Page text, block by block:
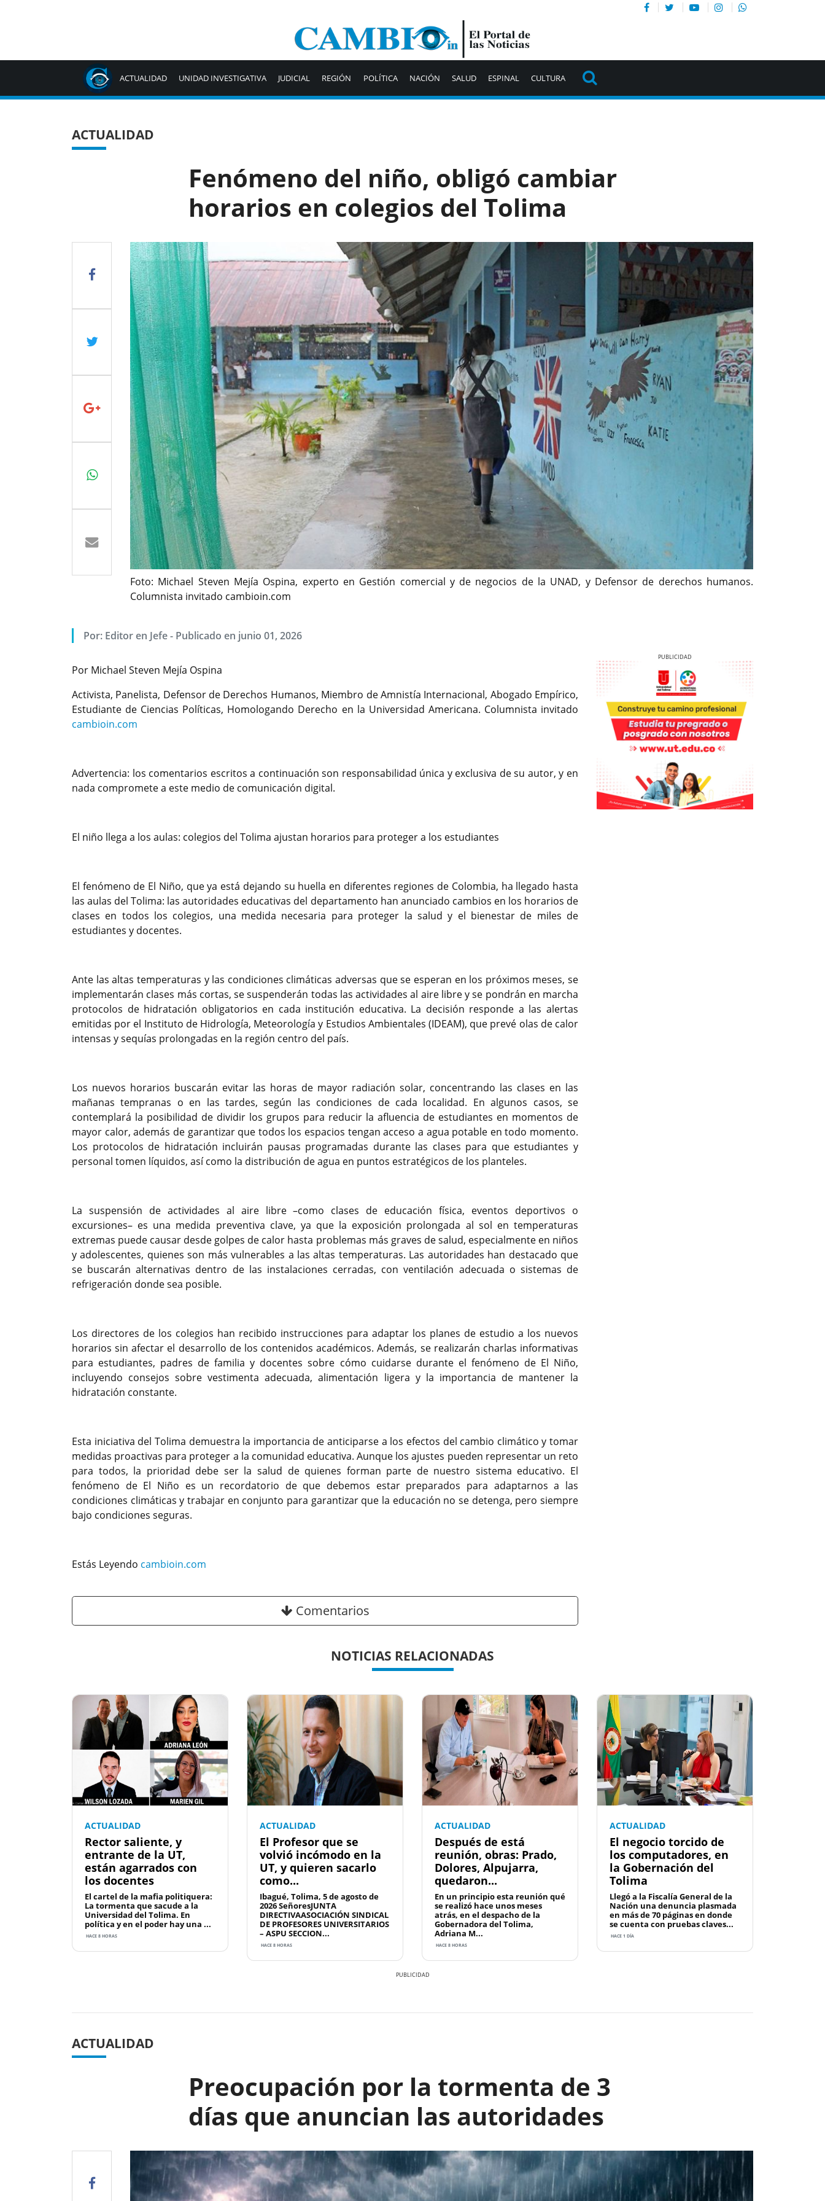
ACTUALIDAD UNIDAD INVESTIGATIVA JUDICIAL REGIÓN POLÍTICA NACIÓN SALUD ESPINAL CULTURA
ACTUALIDAD
Fenómeno del niño, obligó cambiar
horarios en colegios del Tolima
Foto: Michael Steven Mejía Ospina, experto en Gestión comercial y de negocios de la UNAD, y Defensor de derechos humanos.
Columnista invitado cambioin.com
Por: Editor en Jefe - Publicado en junio 01, 2026
Por Michael Steven Mejía Ospina
Activista, Panelista, Defensor de Derechos Humanos, Miembro de Amnistía Internacional, Abogado Empírico,
Estudiante de Ciencias Políticas, Homologando Derecho en la Universidad Americana. Columnista invitado
cambioin.com
Advertencia: los comentarios escritos a continuación son responsabilidad única y exclusiva de su autor, y en
nada compromete a este medio de comunicación digital.
El niño llega a los aulas: colegios del Tolima ajustan horarios para proteger a los estudiantes
El fenómeno de El Niño, que ya está dejando su huella en diferentes regiones de Colombia, ha llegado hasta
las aulas del Tolima: las autoridades educativas del departamento han anunciado cambios en los horarios de
clases en todos los colegios, una medida necesaria para proteger la salud y el bienestar de miles de
estudiantes y docentes.
Ante las altas temperaturas y las condiciones climáticas adversas que se esperan en los próximos meses, se
implementarán clases más cortas, se suspenderán todas las actividades al aire libre y se pondrán en marcha
protocolos de hidratación obligatorios en cada institución educativa. La decisión responde a las alertas
emitidas por el Instituto de Hidrología, Meteorología y Estudios Ambientales (IDEAM), que prevé olas de calor
intensas y sequías prolongadas en la región centro del país.
Los nuevos horarios buscarán evitar las horas de mayor radiación solar, concentrando las clases en las
mañanas tempranas o en las tardes, según las condiciones de cada localidad. En algunos casos, se
contemplará la posibilidad de dividir los grupos para reducir la afluencia de estudiantes en momentos de
mayor calor, además de garantizar que todos los espacios tengan acceso a agua potable en todo momento.
Los protocolos de hidratación incluirán pausas programadas durante las clases para que estudiantes y
personal tomen líquidos, así como la distribución de agua en puntos estratégicos de los planteles.
La suspensión de actividades al aire libre –como clases de educación física, eventos deportivos o
excursiones– es una medida preventiva clave, ya que la exposición prolongada al sol en temperaturas
extremas puede causar desde golpes de calor hasta problemas más graves de salud, especialmente en niños
y adolescentes, quienes son más vulnerables a las altas temperaturas. Las autoridades han destacado que
se buscarán alternativas dentro de las instalaciones cerradas, con ventilación adecuada o sistemas de
refrigeración donde sea posible.
Los directores de los colegios han recibido instrucciones para adaptar los planes de estudio a los nuevos
horarios sin afectar el desarrollo de los contenidos académicos. Además, se realizarán charlas informativas
para estudiantes, padres de familia y docentes sobre cómo cuidarse durante el fenómeno de El Niño,
incluyendo consejos sobre vestimenta adecuada, alimentación ligera y la importancia de mantener la
hidratación constante.
Esta iniciativa del Tolima demuestra la importancia de anticiparse a los efectos del cambio climático y tomar
medidas proactivas para proteger a la comunidad educativa. Aunque los ajustes pueden representar un reto
para todos, la prioridad debe ser la salud de quienes forman parte de nuestro sistema educativo. El
fenómeno de El Niño es un recordatorio de que debemos estar preparados para adaptarnos a las
condiciones climáticas y trabajar en conjunto para garantizar que la educación no se detenga, pero siempre
bajo condiciones seguras.
Estás Leyendo cambioin.com
Comentarios
Previous
NOTICIAS RELACIONADAS
ACTUALIDAD
Rector saliente, y
entrante de la UT,
están agarrados con
los docentes
El cartel de la mafia politiquera:
La tormenta que sacude a la
Universidad del Tolima. En
política y en el poder hay una ...
HACE 8 HORAS
ACTUALIDAD
El Profesor que se
volvió incómodo en la
UT, y quieren sacarlo
como...
Ibagué, Tolima, 5 de agosto de
2026 SeñoresJUNTA
DIRECTIVAASOCIACIÓN SINDICAL
DE PROFESORES UNIVERSITARIOS
– ASPU SECCION...
HACE 8 HORAS
ACTUALIDAD
Después de está
reunión, obras: Prado,
Dolores, Alpujarra,
quedaron...
En un principio esta reunión qué
se realizó hace unos meses
atrás, en el despacho de la
Gobernadora del Tolima,
Adriana M...
HACE 8 HORAS
ACTUALIDAD
El negocio torcido de
los computadores, en
la Gobernación del
Tolima
Llegó a la Fiscalía General de la
Nación una denuncia plasmada
en más de 70 páginas en donde
se cuenta con pruebas claves...
HACE 1 DÍA
ACTUALIDAD
Preocupación por la tormenta de 3
días que anuncian las autoridades